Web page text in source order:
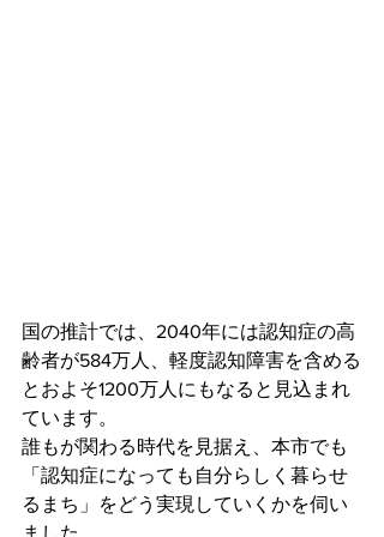
国の推計では、2040年には認知症の高
齢者が584万人、軽度認知障害を含める
とおよそ1200万人にもなると見込まれ
ています。
誰もが関わる時代を見据え、本市でも
「認知症になっても自分らしく暮らせ
るまち」をどう実現していくかを伺い
ました。